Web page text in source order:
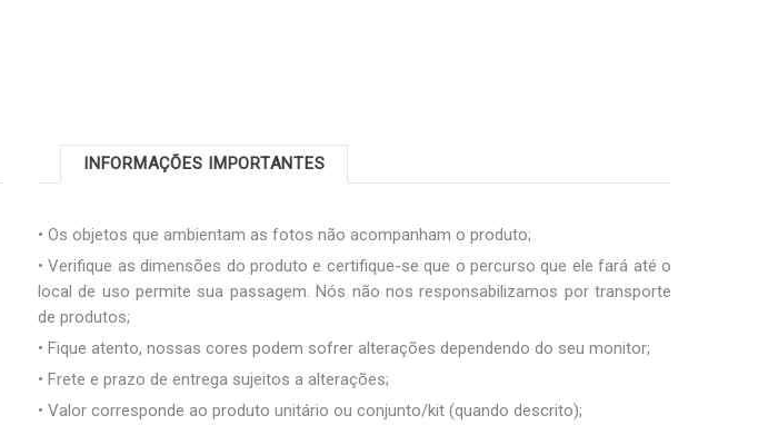
INFORMAÇÕES IMPORTANTES
• Os objetos que ambientam as fotos não acompanham o produto;
• Verifique as dimensões do produto e certifique-se que o percurso que ele fará até o
local de uso permite sua passagem. Nós não nos responsabilizamos por transporte
de produtos;
• Fique atento, nossas cores podem sofrer alterações dependendo do seu monitor;
• Frete e prazo de entrega sujeitos a alterações;
• Valor corresponde ao produto unitário ou conjunto/kit (quando descrito);